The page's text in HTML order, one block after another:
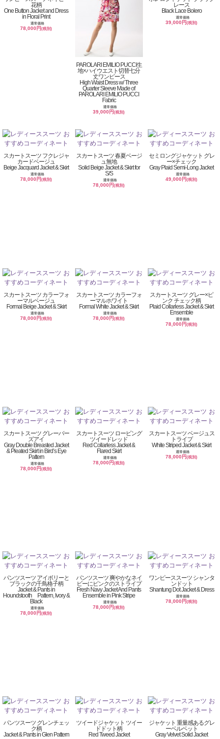
花柄
One Button Jacket and Dress
in Floral Print
通常価格
78,000円(税別)
PAROLARI EMILIO PUCCI生
地×ハイウエスト切替七分
丈ワンピース
High Waist Dress w/ Three
Quarter Sleeve Made of
PAROLARI EMILIO PUCCI
Fabric
通常価格
39,000円(税別)
レース
Black Lace Bolero
通常価格
39,000円(税別)
スカートスーツ フクレジャ
カードベージュ
Beige Jacquard Jacket & Skirt
通常価格
78,000円(税別)
スカートスーツ 春夏ベージ
ュ無地
Solid Beige Jacket & Skirt for
S/S
通常価格
78,000円(税別)
セミロングジャケット グレ
ー×チェック
Gray Plaid Semi-Long Jacket
通常価格
49,000円(税別)
スカートスーツ カラーフォ
ーマルベージュ
Formal Beige Jacket & Skirt
通常価格
78,000円(税別)
スカートスーツ カラーフォ
ーマルホワイト
Formal White Jacket & Skirt
通常価格
78,000円(税別)
スカートスーツ グレー×ピ
ンク チェック柄
Plaid Collarless Jacket & Skirt
Ensemble
通常価格
78,000円(税別)
スカートスーツ グレーバー
ズアイ
Gray Double Breasted Jacket
& Pleated Skirt in Bird’s Eye
Pattern
通常価格
78,000円(税別)
スカートスーツ ロービング
ツイードレッド
Red Collarless Jacket &
Flared Skirt
通常価格
78,000円(税別)
スカートスーツ ベージュス
トライプ
White Striped Jacket & Skirt
通常価格
78,000円(税別)
パンツスーツ アイボリーと
ブラックの千鳥格子柄
Jacket & Pants in
Houndstooth Pattern, Ivory &
Black
通常価格
78,000円(税別)
パンツスーツ 爽やかなネイ
ビーにピンクのストライプ
Fresh Navy Jacket And Pants
Ensemble in Pink Stripe
通常価格
78,000円(税別)
ワンピーススーツ シャンタ
ンドット
Shantung Dot Jacket & Dress
通常価格
78,000円(税別)
パンツスーツ グレンチェッ
ク柄
Jacket & Pants in Glen Pattern
ツイードジャケット ツイー
ドドット柄
Red Tweed Jacket
ジャケット 重量感あるグレ
ーベルベット
Gray Velvet Solid Jacket